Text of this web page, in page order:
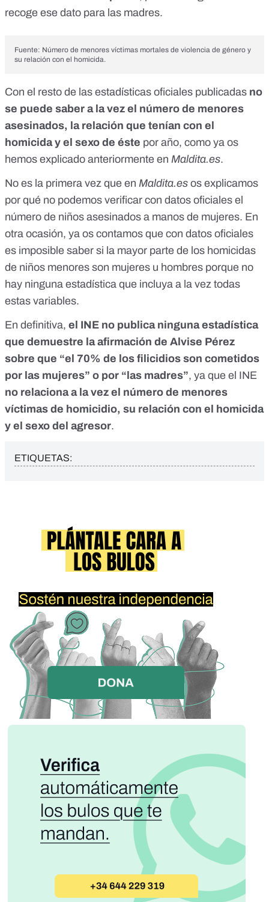
recoge ese dato para las madres.
Fuente: Número de menores víctimas mortales de violencia de género y
su relación con el homicida.
Con el resto de las estadísticas oficiales publicadas no
se puede saber a la vez el número de menores
asesinados, la relación que tenían con el
homicida y el sexo de éste por año, como ya os
hemos explicado anteriormente en Maldita.es.
No es la primera vez que en Maldita.es os explicamos
por qué no podemos verificar con datos oficiales el
número de niños asesinados a manos de mujeres. En
otra ocasión, ya os contamos que con datos oficiales
es imposible saber si la mayor parte de los homicidas
de niños menores son mujeres u hombres porque no
hay ninguna estadística que incluya a la vez todas
estas variables.
En definitiva, el INE no publica ninguna estadística
que demuestre la afirmación de Alvise Pérez
sobre que “el 70% de los filicidios son cometidos
por las mujeres” o por “las madres”, ya que el INE
no relaciona a la vez el número de menores
víctimas de homicidio, su relación con el homicida
y el sexo del agresor.
ETIQUETAS: